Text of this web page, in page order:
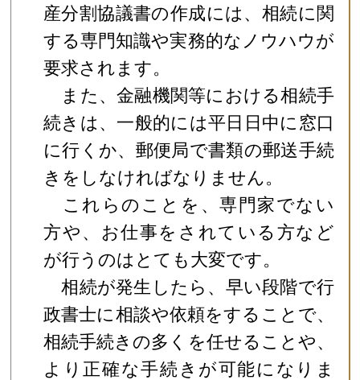
産分割協議書の作成には、相続に関
する専門知識や実務的なノウハウが
要求されます。
また、金融機関等における相続手
続きは、一般的には平日日中に窓口
に行くか、郵便局で書類の郵送手続
きをしなければなりません。
これらのことを、専門家でない
方や、お仕事をされている方など
が行うのはとても大変です。
相続が発生したら、早い段階で行
政書士に相談や依頼をすることで、
相続手続きの多くを任せることや、
より正確な手続きが可能になりま